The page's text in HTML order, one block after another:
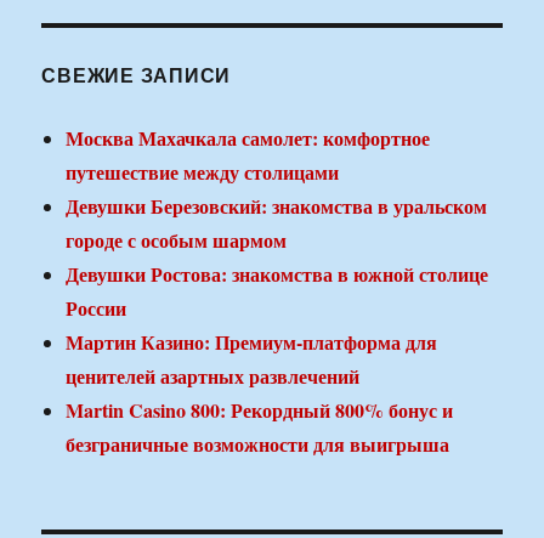
СВЕЖИЕ ЗАПИСИ
Москва Махачкала самолет: комфортное
путешествие между столицами
Девушки Березовский: знакомства в уральском
городе с особым шармом
Девушки Ростова: знакомства в южной столице
России
Мартин Казино: Премиум-платформа для
ценителей азартных развлечений
Martin Casino 800: Рекордный 800% бонус и
безграничные возможности для выигрыша